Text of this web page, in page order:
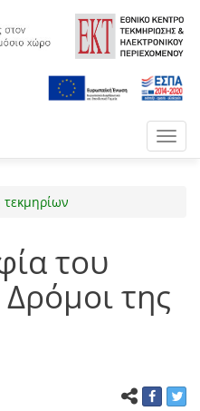
του
της